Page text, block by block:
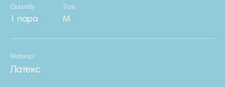
Quantity
1 пара
Size
М
Material
Латекс